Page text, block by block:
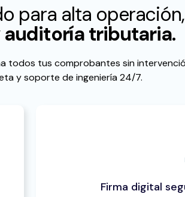
para alta operación,
tributaria.
todos tus comprobantes sin
y soporte de ingeniería 24/7.
Firma digital